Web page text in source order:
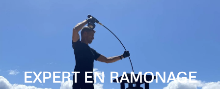
EXPERT EN RAMONAGE